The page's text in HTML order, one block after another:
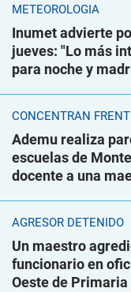
METEOROLOGÍA
Inumet advierte
jueves: "Lo más
para noche y
CONCENTRAN
Ademu realiza
escuelas de
docente a una
AGRESOR DETENIDO
Un maestro
funcionario en
Oeste de Primaria